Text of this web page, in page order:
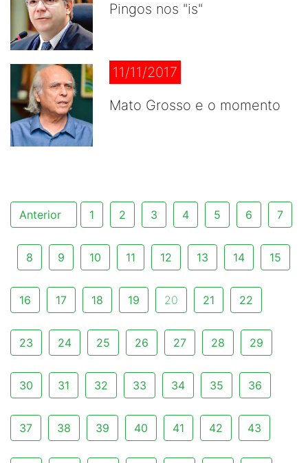
Pingos nos "is"
11/11/2017
Mato Grosso e o momento
Anterior 1 2 3 4 5 6 7
8 9 10 11 12 13 14 15
16 17 18 19 20 21 22
23 24 25 26 27 28 29
30 31 32 33 34 35 36
37 38 39 40 41 42 43